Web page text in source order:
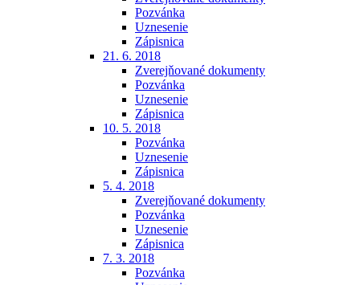
Pozvánka
Uznesenie
Zápisnica
21. 6. 2018
Zverejňované dokumenty
Pozvánka
Uznesenie
Zápisnica
10. 5. 2018
Pozvánka
Uznesenie
Zápisnica
5. 4. 2018
Zverejňované dokumenty
Pozvánka
Uznesenie
Zápisnica
7. 3. 2018
Pozvánka